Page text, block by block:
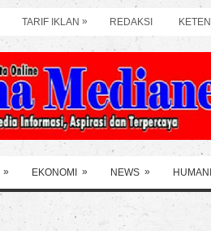
TARIF IKLAN » REDAKSI
» EKONOMI » NEWS »